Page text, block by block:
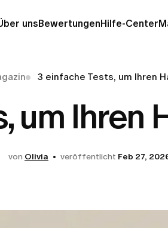
unsBewertungenHilfe-Center
3 einfache Tests, um Ihren
um Ihren
von Olivia veröffentlicht Feb 27,